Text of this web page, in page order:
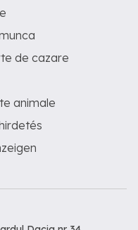
de cazare
animale